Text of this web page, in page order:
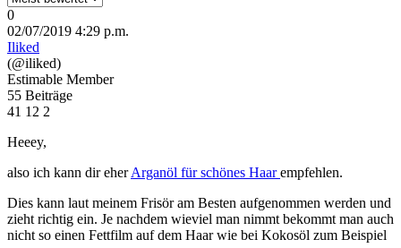
0
02/07/2019 4:29 p.m.
Iliked
(@iliked)
Estimable Member
55 Beiträge
41 12 2
Heeey,
also ich kann dir eherArganöl für schönes Haarempfehlen.
Dies kann laut meinem Frisör am Besten aufgenommen werden und
zieht richtig ein. Je nachdem wieviel man nimmt bekommt man auch
nicht so einen Fettfilm auf dem Haar wie bei Kokosöl zum Beispiel